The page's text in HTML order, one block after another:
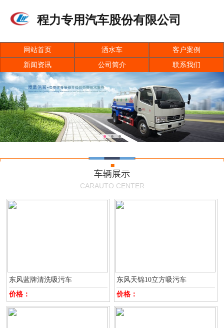
程力专用汽车股份有限公司
网站首页 洒水车
客户案例
新闻资讯
公司简介 联系我们
车辆展示
CARAUTO CENTER
东风蓝牌清洗吸污车
价格：
东风天锦10立方吸污车
价格：